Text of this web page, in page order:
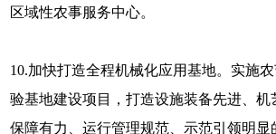
区域性农事服务中心。
10.加快打造全程机械化应用基地。实施
验基地建设项目，打造设施装备先进、机
保障有力、运行管理规范、示范引领明显